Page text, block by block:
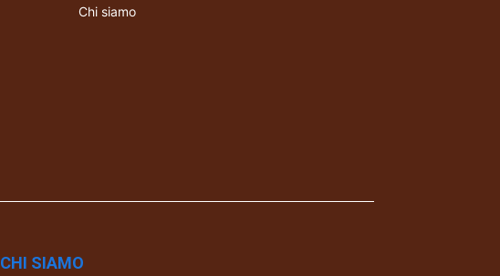
Chi siamo
CHI SIAMO